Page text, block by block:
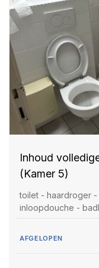
Inhoud
(Kamer 5)
toilet - haardroger
inloopdouche -
AFGELOPEN